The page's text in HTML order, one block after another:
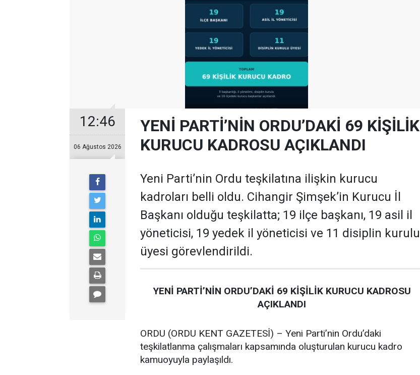
12:46
06 Ağustos 2026
YENİ PARTİ’NİN ORDU’DAKİ 69 KİŞİLİK
KURUCU KADROSU AÇIKLANDI
Yeni Parti’nin Ordu teşkilatına ilişkin kurucu
kadroları belli oldu. Cihangir Şimşek’in Kurucu İl
Başkanı olduğu teşkilatta; 19 ilçe başkanı, 19 asil il
yöneticisi, 19 yedek il yöneticisi ve 11 disiplin kurulu
üyesi görevlendirildi.
YENİ PARTİ’NİN ORDU’DAKİ 69 KİŞİLİK KURUCU KADROSU
AÇIKLANDI
ORDU (ORDU KENT GAZETESİ) – Yeni Parti’nin Ordu’daki
teşkilatlanma çalışmaları kapsamında oluşturulan kurucu kadro
kamuoyuyla paylaşıldı.